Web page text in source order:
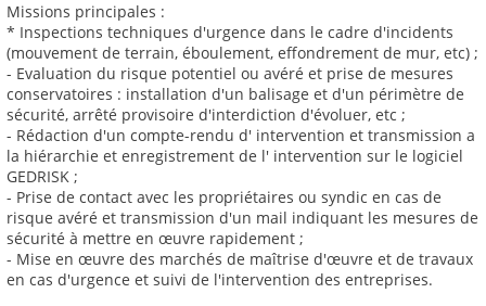
Missions principales :
* Inspections techniques d'urgence dans le cadre d'incidents
(mouvement de terrain, éboulement, effondrement de mur, etc) ;
- Evaluation du risque potentiel ou avéré et prise de mesures
conservatoires : installation d'un balisage et d'un périmètre de
sécurité, arrêté provisoire d'interdiction d'évoluer, etc ;
- Rédaction d'un compte-rendu d' intervention et transmission a
la hiérarchie et enregistrement de l' intervention sur le logiciel
GEDRISK ;
- Prise de contact avec les propriétaires ou syndic en cas de
risque avéré et transmission d'un mail indiquant les mesures de
sécurité à mettre en œuvre rapidement ;
- Mise en œuvre des marchés de maîtrise d'œuvre et de travaux
en cas d'urgence et suivi de l'intervention des entreprises.